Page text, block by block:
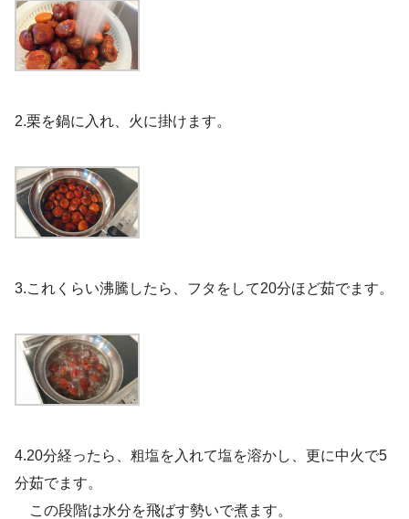
2.栗を鍋に入れ、火に掛けます。
3.これくらい沸騰したら、フタをして20分ほど茹でます。
4.20分経ったら、粗塩を入れて塩を溶かし、更に中火で5
分茹でます。
この段階は水分を飛ばす勢いで煮ます。